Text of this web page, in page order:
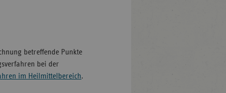
betreffende Punkte
bei der
im Heilmittelbereich.